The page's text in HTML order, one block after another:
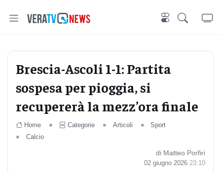
Brescia-Ascoli 1-1: Partita
sospesa per pioggia, si
recupererà la mezz’ora finale
Home Categorie Articoli
Sport
Calcio
di Matteo Porfiri
02 giugno 2026 23:10